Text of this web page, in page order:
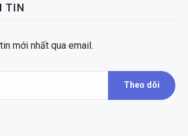
TIN
mới nhất qua email.
Theo dõi